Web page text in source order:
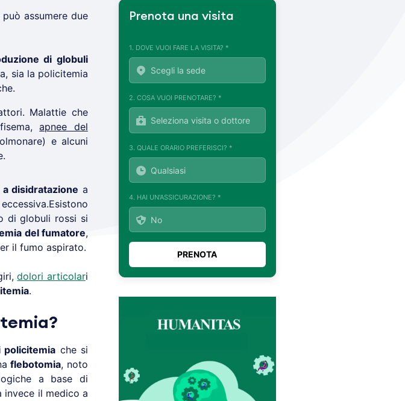
può assumere due
di globuli
sia la policitemia
Malattie che
apnee del
e alcuni
disidratazione a
di globuli rossi si
del fumatore,
il fumo aspirato.
dolori articolari
.
che si
flebotomia, noto
a base di
invece il medico a
Prenota una visita
1. DOVE VUOI FARE LA VISITA? *
2. COSA VUOI PRENOTARE? *
3. QUALE ORARIO PREFERISCI? *
4. HAI UN'ASSICURAZIONE? *